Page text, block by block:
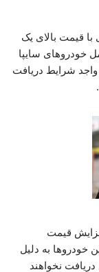
قیمت بالای یک
خودروهای سایپا
شرایط دریافت
قیمت
خودروها به دلیل
نخواهند